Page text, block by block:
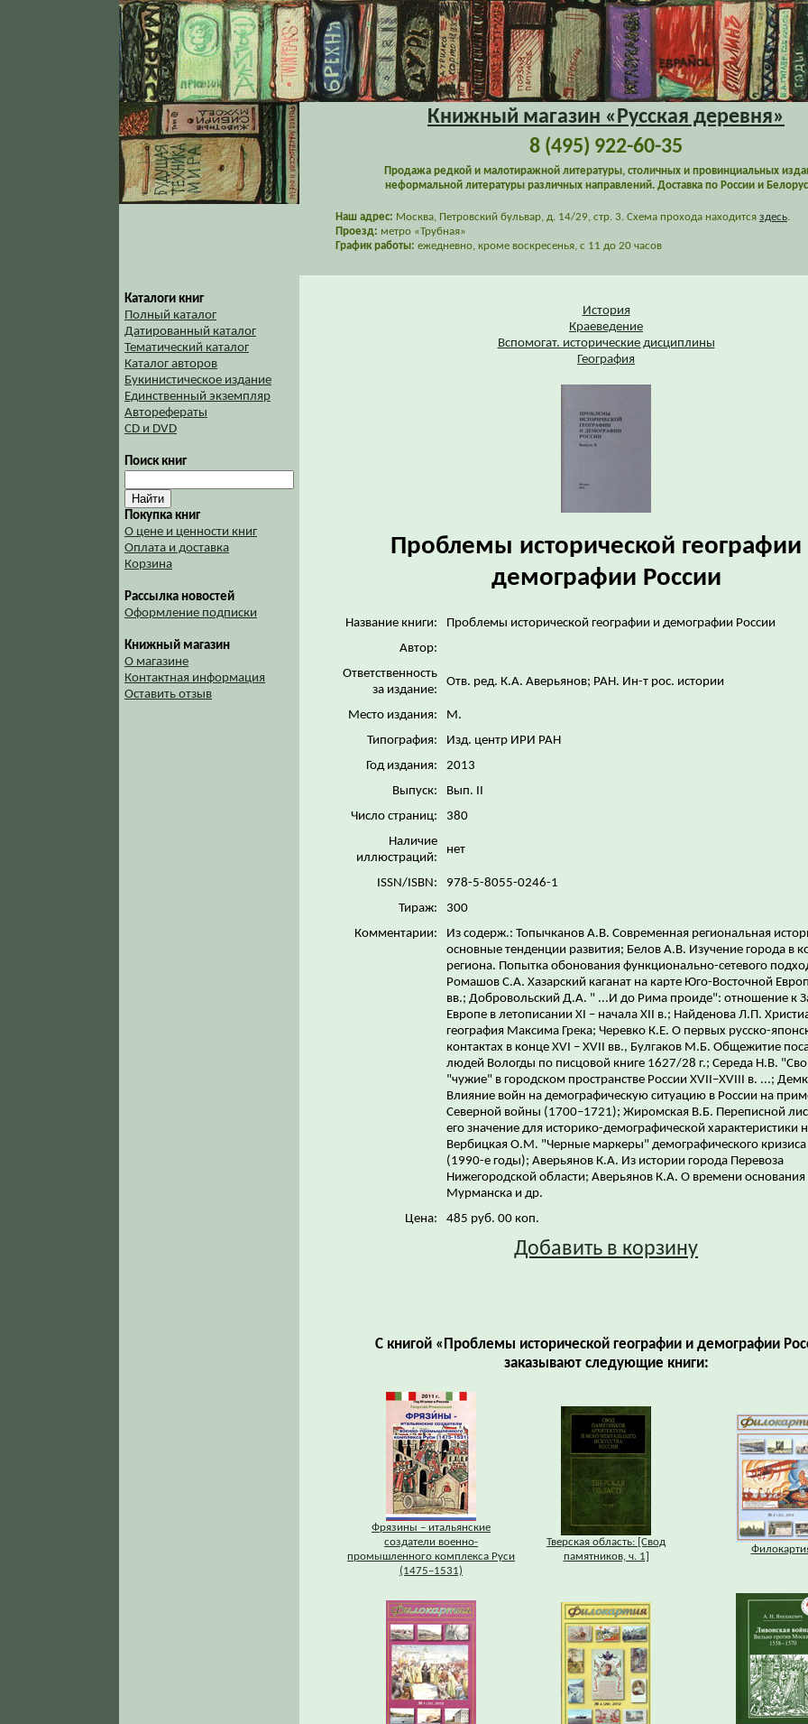
Книжный магазин «Русская деревня»
8 (495) 922-60-35
Продажа редкой и малотиражной литературы, столичных и провинциальных
неформальной литературы различных направлений. Доставка по России и
Наш адрес: Москва, Петровский бульвар, д. 14/29, стр. 3. Схема прохода находится здесь.
Проезд: метро «Трубная»
График работы: ежедневно, кроме воскресенья, с 11 до 20 часов
Каталоги книг
Полный каталог
Датированный каталог
Тематический каталог
Каталог авторов
Букинистическое издание
Единственный экземпляр
Авторефераты
CD и DVD
Поиск книг
Покупка книг
О цене и ценности книг
Оплата и доставка
Корзина
Рассылка новостей
Оформление подписки
Книжный магазин
О магазине
Контактная информация
Оставить отзыв
История
Краеведение
Вспомогат. исторические дисциплины
География
Проблемы исторической географии
демографии России
Название книги:
Проблемы исторической географии и демографии России
Автор:
Ответственность
за издание:
Отв. ред. К.А. Аверьянов; РАН. Ин-т рос. истории
Место издания:
М.
Типография:
Изд. центр ИРИ РАН
Год издания:
2013
Выпуск:
Вып. II
Число страниц:
380
Наличие
иллюстраций:
нет
ISSN/ISBN:
978-5-8055-0246-1
Тираж:
300
Комментарии:
Из содерж.: Топычканов А.В. Современная региональная
основные тенденции развития; Белов А.В. Изучение города в
региона. Попытка обонования функционально-сетевого
Ромашов С.А. Хазарский каганат на карте Юго-Восточной
вв.; Добровольский Д.А. " ...И до Рима проиде": отношение к
Европе в летописании XI – начала XII в.; Найденова Л.П.
география Максима Грека; Черевко К.Е. О первых русско-
контактах в конце XVI – XVII вв., Булгаков М.Б. Общежитие
людей Вологды по писцовой книге 1627/28 г.; Середа Н.В.
"чужие" в городском пространстве России XVII–XVIII в. ...;
Влияние войн на демографическую ситуацию в России на
Северной войны (1700–1721); Жиромская В.Б. Переписной
его значение для историко-демографической характеристики
Вербицкая О.М. "Черные маркеры" демографического кризиса
(1990-е годы); Аверьянов К.А. Из истории города Перевоза
Нижегородской области; Аверьянов К.А. О времени основания
Мурманска и др.
Цена:
485 руб. 00 коп.
Добавить в корзину
С книгой «Проблемы исторической географии и демографии
заказывают следующие книги:
Фрязины – итальянские
создатели военно-
промышленного комплекса Руси
(1475–1531)
Тверская область: [Свод
памятников, ч. 1]